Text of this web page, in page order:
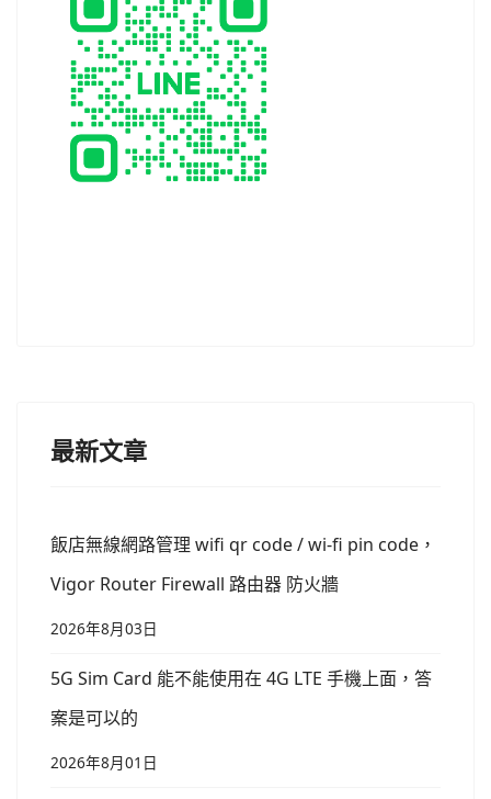
最新文章
飯店無線網路管理 wifi qr code / wi-fi pin code，
Vigor Router Firewall 路由器 防火牆
2026年8月03日
5G Sim Card 能不能使用在 4G LTE 手機上面，答
案是可以的
2026年8月01日